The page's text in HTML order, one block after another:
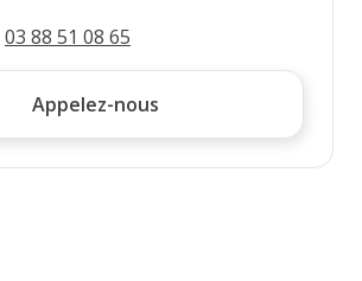
03 88 51 08 65
Appelez-nous